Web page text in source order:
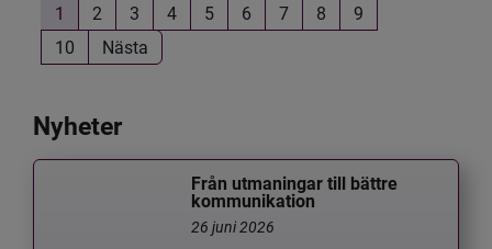
1 2 3 4 5 6 7 8
9
10
Nästa
Nyheter
Från utmaningar till bättre
kommunikation
26 juni 2026